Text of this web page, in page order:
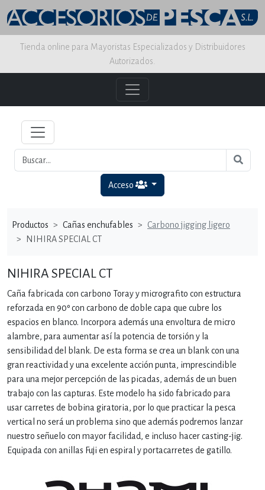
Tienda online para Mayoristas Especializados y Distribuidores
Autorizados.
Acceso
Productos Cañas enchufables
Carbono jigging ligero
NIHIRA SPECIAL CT
NIHIRA SPECIAL CT
Caña fabricada con carbono Toray y micrografito con estructura
reforzada en 90º con carbono de doble capa que cubre los
espacios en blanco. Incorpora además una envoltura de micro
alambre, para aumentar así la potencia de torsión y la
sensibilidad del blank. De esta forma se crea un blank con una
gran reactividad y una excelente acción punta, imprescindible
para una mejor percepción de las picadas, además de un buen
trabajo con las capturas. Este modelo ha sido fabricado para
usar carretes de bobina giratoria, por lo que practicar la pesca
vertical no será un problema sino que además podremos lanzar
nuestro señuelo con mayor facilidad, e incluso hacer casting-jig.
Equipada con anillas Fuji en espiral y portacarretes de gatillo.